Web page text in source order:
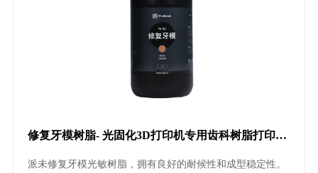
修复牙模树脂- 光固化3D打印机专用齿科树脂打印树
派未修复牙模光敏树脂，拥有良好的耐候性和成型稳定性。